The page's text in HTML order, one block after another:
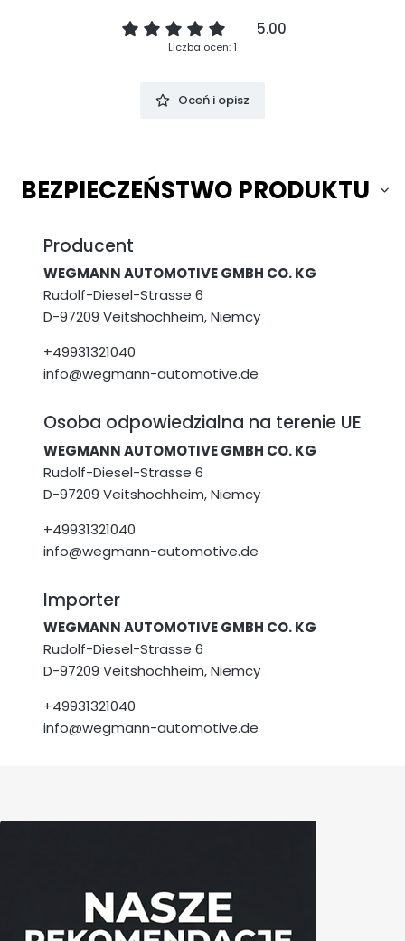
5.00
Liczba ocen: 1
Oceń i opisz
BEZPIECZEŃSTWO PRODUKTU
Producent
WEGMANN AUTOMOTIVE GMBH CO. KG
Rudolf-Diesel-Strasse 6
D-97209 Veitshochheim, Niemcy
+49931321040
info@wegmann-automotive.de
Osoba odpowiedzialna na terenie UE
WEGMANN AUTOMOTIVE GMBH CO. KG
Rudolf-Diesel-Strasse 6
D-97209 Veitshochheim, Niemcy
+49931321040
info@wegmann-automotive.de
Importer
WEGMANN AUTOMOTIVE GMBH CO. KG
Rudolf-Diesel-Strasse 6
D-97209 Veitshochheim, Niemcy
+49931321040
info@wegmann-automotive.de